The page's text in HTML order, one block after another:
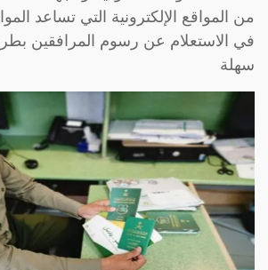
من المواقع الإلكترونية التي تساعد
في الاستعلام عن رسوم المرافقين
سهلة